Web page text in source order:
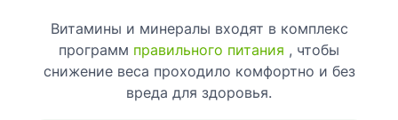
Витамины и минералы входят в комплекс
программ правильного питания , чтобы
снижение веса проходило комфортно и без
вреда для здоровья.